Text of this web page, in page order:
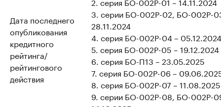
Дата последнего
опубликования
кредитного
рейтинга/
рейтингового
действия
3. серии БО-002Р-02, БО-002Р-
28.11.2024
4. серия БО-002Р-04 – 05.12.2024
5. серия БО-002Р-05 – 19.12.2024
6. серия БО-П13 – 23.05.2025
7. серия БО-002Р-06 –
8. серия БО-002Р-07 – 11.08.2025
9. серии БО-002Р-08, БО-002Р-